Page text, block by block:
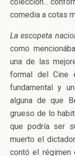
colección…
comedia a cotas
La escopeta
como
una de las
formal del Cine
fundamental y
alguna de que
grueso de lo
que podría ser
muerto el
contó el régimen